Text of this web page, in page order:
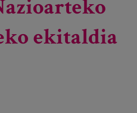
ekitaldia